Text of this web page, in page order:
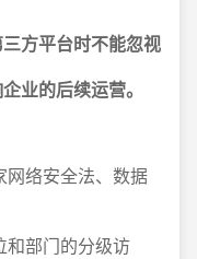
方平台时不能忽视
业的后续运营。
网络安全法、数据
和部门的分级访